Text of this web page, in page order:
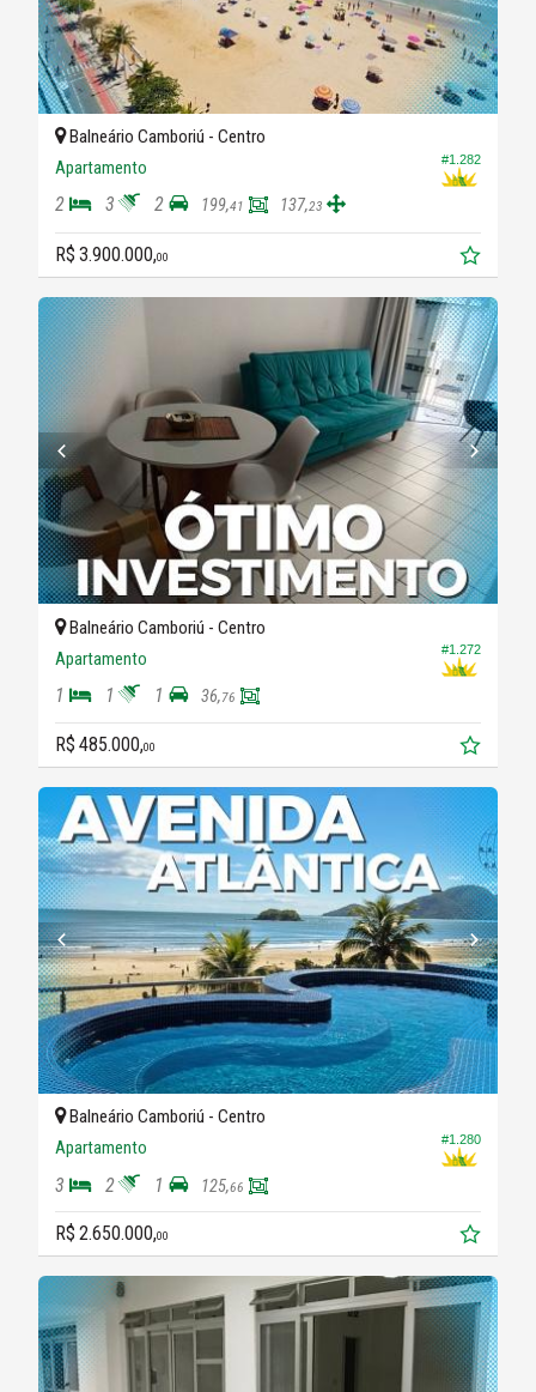
#1.282
Balneário Camboriú - Centro
Apartamento
2 3 2 199,41 137,23
R$ 3.900.000,00
#1.272
Balneário Camboriú - Centro
Apartamento
1 1 1 36,76
R$ 485.000,00
#1.280
Balneário Camboriú - Centro
Apartamento
3 2 1 125,66
R$ 2.650.000,00